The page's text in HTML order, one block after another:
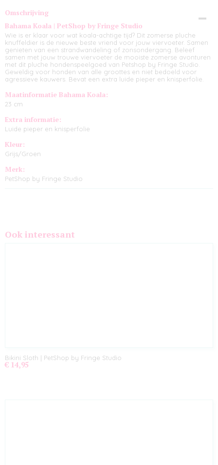
Omschrijving
Bahama Koala | PetShop by Fringe Studio
Wie is er klaar voor wat koala-achtige tijd? Dit zomerse pluche
knuffeldier is de nieuwe beste vriend voor jouw viervoeter. Samen
genieten van een strandwandeling of zonsondergang. Beleef
samen met jouw trouwe viervoeter de mooiste zomerse avonturen
met dit pluche hondenspeelgoed van Petshop by Fringe Studio.
Geweldig voor honden van alle groottes en niet bedoeld voor
agressieve kauwers. Bevat een extra luide pieper en knisperfolie.
Maatinformatie Bahama Koala:
23 cm
Extra informatie:
Luide pieper en knisperfolie
Kleur:
Grijs/Groen
Merk:
PetShop by Fringe Studio
Ook interessant
Bikini Sloth | PetShop by Fringe Studio
€ 14,95